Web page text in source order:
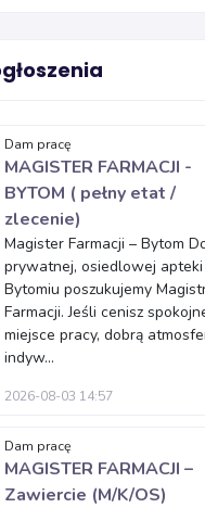
Dam pracę
MAGISTER FARMACJI -
BYTOM ( pełny etat /
zlecenie)
Magister Farmacji – Bytom
prywatnej, osiedlowej
Bytomiu poszukujemy
Farmacji. Jeśli cenisz
miejsce pracy, dobrą
indyw...
2026-08-03 14:57
Dam pracę
MAGISTER FARMACJI –
Zawiercie (M/K/OS)